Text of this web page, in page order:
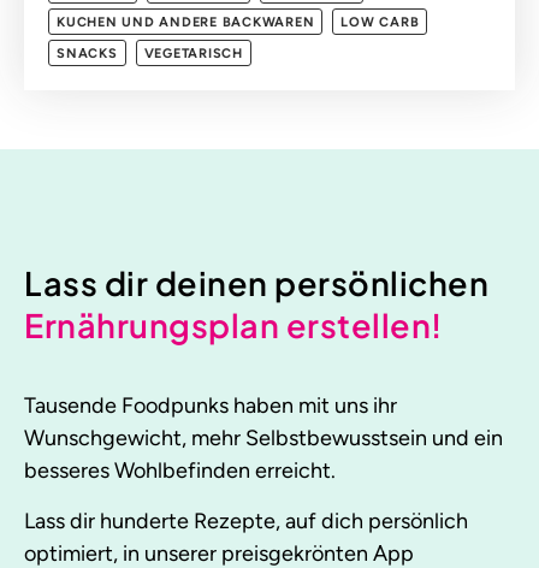
KUCHEN UND ANDERE BACKWAREN
LOW CARB
SNACKS
VEGETARISCH
Lass dir deinen persönlichen
Ernährungsplan erstellen!
Tausende Foodpunks haben mit uns ihr
Wunschgewicht, mehr Selbstbewusstsein und ein
besseres Wohlbefinden erreicht.
Lass dir hunderte Rezepte, auf dich persönlich
optimiert, in unserer preisgekrönten App